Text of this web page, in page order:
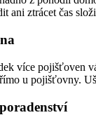
ani ztrácet čas
více pojišťoven
u pojišťovny.